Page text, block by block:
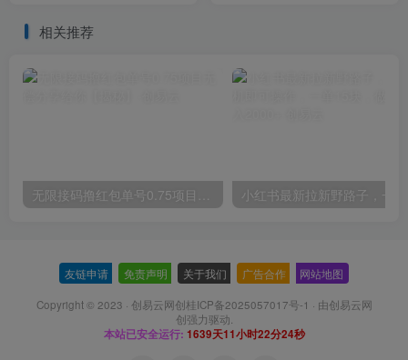
相关推荐
无限接码撸红包单号0.75项目无偿分享给你【揭秘】
友链申请 免责声明 关于我们 广告合作 网站地图
Copyright © 2023 · 创易云网创桂ICP备2025057017号-1 · 由创易云网
创强力驱动.
本站已安全运行: 1639天11小时22分24秒